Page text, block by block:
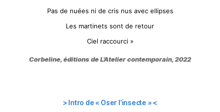
Pas de nuées ni de cris nus avec ellipses
Les martinets sont de retour
Ciel raccourci »
Corbeline, éditions de L’Atelier contemporain, 2022
> Intro de « Oser l’insecte »<